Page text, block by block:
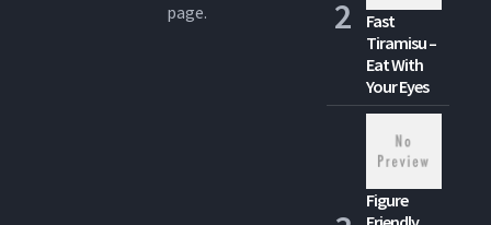
page.
Fast
Tiramisu –
Eat With
Your Eyes
Figure